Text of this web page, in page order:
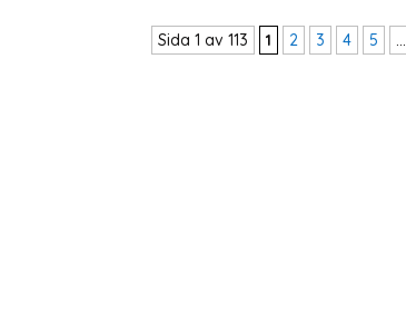
Sida 1 av 113 1 2 3 4 5 ...